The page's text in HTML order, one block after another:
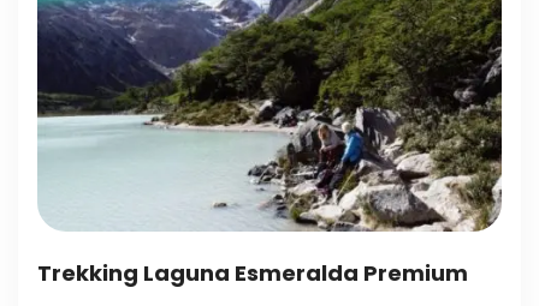
Trekking Laguna Esmeralda Premium